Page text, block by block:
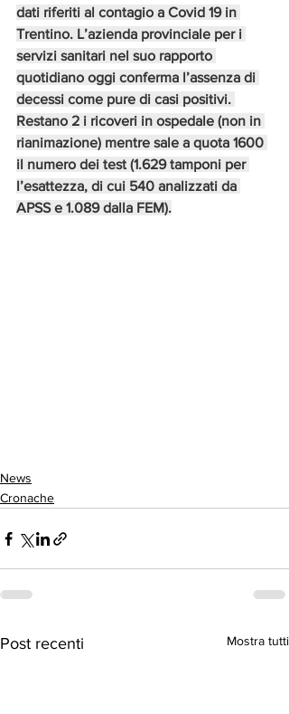
dati riferiti al contagio a Covid 19 in
Trentino. L’azienda provinciale per i
servizi sanitari nel suo rapporto
quotidiano oggi conferma l’assenza di
decessi come pure di casi positivi.
Restano 2 i ricoveri in ospedale (non in
rianimazione) mentre sale a quota 1600
il numero dei test (1.629 tamponi per
l’esattezza, di cui 540 analizzati da
APSS e 1.089 dalla FEM).
News
Cronache
Post recenti Mostra tutti